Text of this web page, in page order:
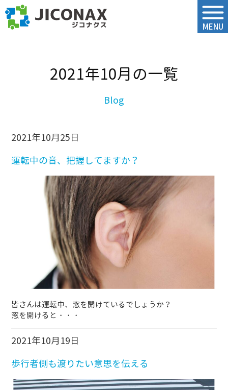
MENU
2021年10月の一覧
2021年10月25日
運転中の音、把握してますか？
皆さんは運転中、窓を開けているでしょうか？
窓を開けると・・・
2021年10月19日
歩行者側も渡りたい意思を伝える